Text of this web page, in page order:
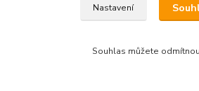
Nastavení
Souhlas můžete